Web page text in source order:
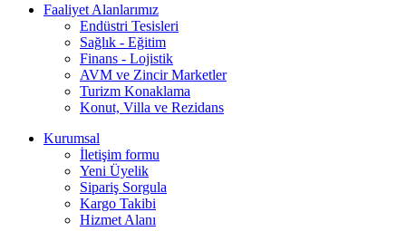
Faaliyet Alanlarımız
Endüstri Tesisleri
Sağlık - Eğitim
Finans - Lojistik
AVM ve Zincir Marketler
Turizm Konaklama
Konut, Villa ve Rezidans
Kurumsal
İletişim formu
Yeni Üyelik
Sipariş Sorgula
Kargo Takibi
Hizmet Alanı